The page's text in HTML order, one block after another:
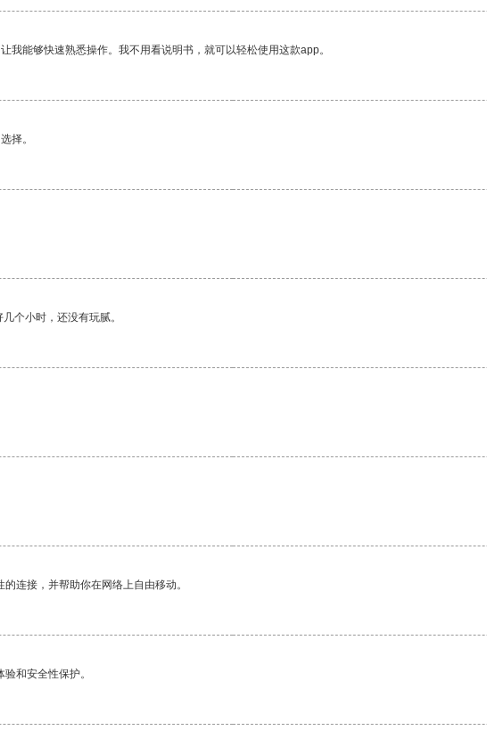
我能够快速熟悉操作。我不用看说明书，就可以轻松使用这款app。
择。
个小时，还没有玩腻。
连接，并帮助你在网络上自由移动。
和安全性保护。